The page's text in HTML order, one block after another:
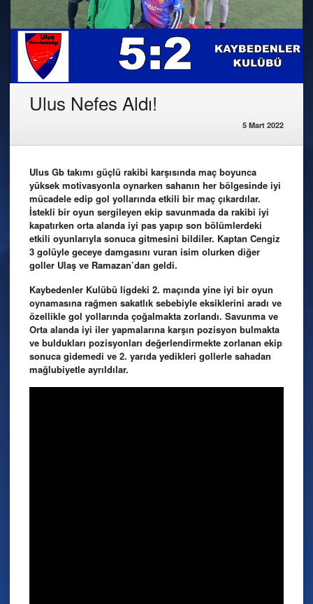
Ulus Nefes Aldı!
5 Mart 2022
Ulus Gb takımı güçlü rakibi karşısında maç boyunca
yüksek motivasyonla oynarken sahanın her bölgesinde iyi
mücadele edip gol yollarında etkili bir maç çıkardılar.
İstekli bir oyun sergileyen ekip savunmada da rakibi iyi
kapatırken orta alanda iyi pas yapıp son bölümlerdeki
etkili oyunlarıyla sonuca gitmesini bildiler. Kaptan Cengiz
3 golüyle geceye damgasını vuran isim olurken diğer
goller Ulaş ve Ramazan’dan geldi.
Kaybedenler Kulübü ligdeki 2. maçında yine iyi bir oyun
oynamasına rağmen sakatlık sebebiyle eksiklerini aradı ve
özellikle gol yollarında çoğalmakta zorlandı. Savunma ve
Orta alanda iyi iler yapmalarına karşın pozisyon bulmakta
ve buldukları pozisyonları değerlendirmekte zorlanan ekip
sonuca gidemedi ve 2. yarıda yedikleri gollerle sahadan
mağlubiyetle ayrıldılar.